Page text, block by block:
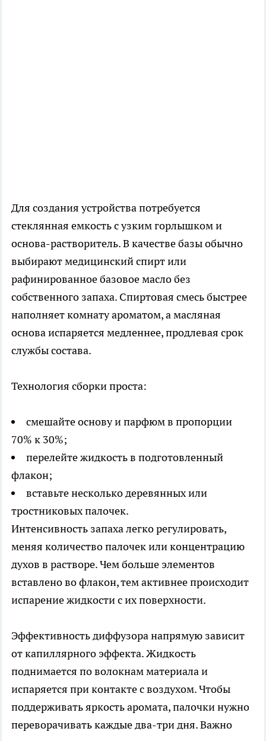
Для создания устройства потребуется
стеклянная емкость с узким горлышком и
основа-растворитель. В качестве базы обычно
выбирают медицинский спирт или
рафинированное базовое масло без
собственного запаха. Спиртовая смесь быстрее
наполняет комнату ароматом, а масляная
основа испаряется медленнее, продлевая срок
службы состава.
Технология сборки проста:
смешайте основу и парфюм в пропорции
70% к 30%;
перелейте жидкость в подготовленный
флакон;
вставьте несколько деревянных или
тростниковых палочек.
Интенсивность запаха легко регулировать,
меняя количество палочек или концентрацию
духов в растворе. Чем больше элементов
вставлено во флакон, тем активнее происходит
испарение жидкости с их поверхности.
Эффективность диффузора напрямую зависит
от капиллярного эффекта. Жидкость
поднимается по волокнам материала и
испаряется при контакте с воздухом. Чтобы
поддерживать яркость аромата, палочки нужно
переворачивать каждые два-три дня. Важно